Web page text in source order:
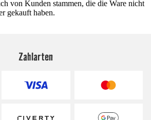
von Kunden stammen, die die Ware nicht
gekauft haben.
Zahlarten